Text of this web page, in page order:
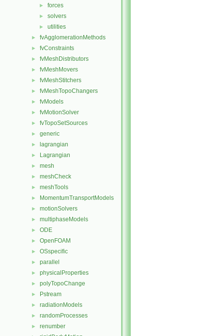
► forces
► solvers
► utilities
► fvAgglomerationMethods
► fvConstraints
► fvMeshDistributors
► fvMeshMovers
► fvMeshStitchers
► fvMeshTopoChangers
► fvModels
► fvMotionSolver
► fvTopoSetSources
► generic
► lagrangian
► Lagrangian
► mesh
► meshCheck
► meshTools
► MomentumTransportModels
► motionSolvers
► multiphaseModels
► ODE
► OpenFOAM
► OSspecific
► parallel
► physicalProperties
► polyTopoChange
► Pstream
► radiationModels
► randomProcesses
► renumber